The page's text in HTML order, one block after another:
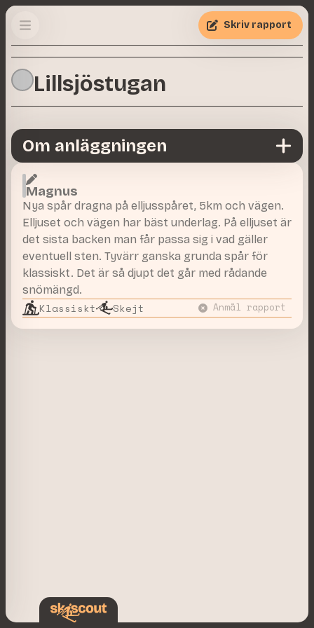
Lillsjöstugan
Skriv rapport
Magnus
Nya spår dragna på elljusspåret, 5km och vägen.
Elljuset och vägen har bäst underlag. På elljuset är
det sista backen man får passa sig i vad gäller
eventuell sten. Tyvärr ganska grunda spår för
klassiskt. Det är så djupt det går med rådande
snömängd.
Klassiskt Skejt Anmäl rapport
Om anläggningen